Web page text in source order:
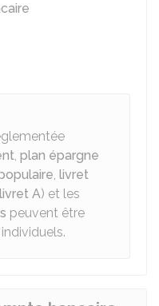
, plan épargne
, livret
livret A) et les
peuvent être